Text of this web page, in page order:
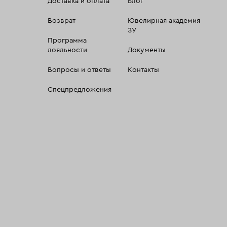
Возврат
Программа
лояльности
Вопросы и ответы
Спецпредложения
Ювелирная академия
ЗУ
Документы
Контакты